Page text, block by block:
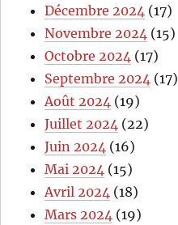
Décembre 2024 (17)
Novembre 2024 (15)
Octobre 2024 (17)
Septembre 2024 (17)
Août 2024 (19)
Juillet 2024 (22)
Juin 2024 (16)
Mai 2024 (15)
Avril 2024 (18)
Mars 2024 (19)